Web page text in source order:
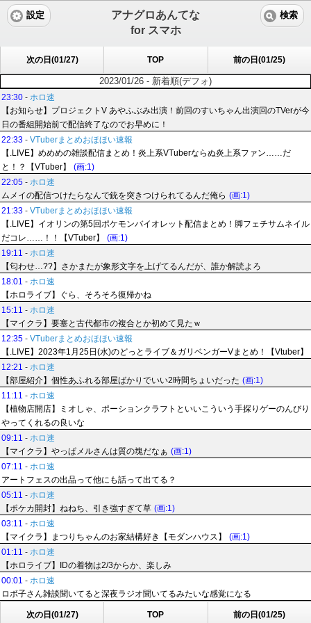
アナグロあんてな
for スマホ
設定 検索
次の日(01/27) TOP 前の日(01/25)
2023/01/26 - 新着順(デフォ)
23:30 - ホロ速
【お知らせ】プロジェクトV あやふぶみ出演！前回のすいちゃん出演回のTVerが今
日の番組開始前で配信終了なのでお早めに！
22:33 - VTuberまとめおほほい速報
【.LIVE】めめめの雑談配信まとめ！炎上系VTuberならぬ炎上系ファン……だ
と！？【VTuber】
(画:1)
22:05 - ホロ速
ムメイの配信つけたらなんで銃を突きつけられてるんだ俺ら (画:1)
21:33 - VTuberまとめおほほい速報
【.LIVE】イオリンの第5回ポケモンバイオレット配信まとめ！脚フェチサムネイル
だコレ……！！【VTuber】
(画:1)
19:11 - ホロ速
【匂わせ…??】さかまたが象形文字を上げてるんだが、誰か解読よろ
18:01 - ホロ速
【ホロライブ】ぐら、そろそろ復帰かね
15:11 - ホロ速
【マイクラ】要塞と古代都市の複合とか初めて見たｗ
12:35 - VTuberまとめおほほい速報
【.LIVE】2023年1月25日(水)のどっとライブ＆ガリベンガーVまとめ！【Vtuber】
12:21 - ホロ速
【部屋紹介】個性あふれる部屋ばかりでいい2時間ちょいだった (画:1)
11:11 - ホロ速
【植物店開店】ミオしゃ、ポーションクラフトといいこういう手探りゲーのんびり
やってくれるの良いな
09:11 - ホロ速
【マイクラ】やっぱメルさんは質の塊だなぁ (画:1)
07:11 - ホロ速
アートフェスの出品って他にも話って出てる？
05:11 - ホロ速
【ポケカ開封】ねねち、引き強すぎて草 (画:1)
03:11 - ホロ速
【マイクラ】まつりちゃんのお家結構好き【モダンハウス】
(画:1)
01:11 - ホロ速
【ホロライブ】IDの着物は2/3からか、楽しみ
00:01 - ホロ速
ロボ子さん雑談聞いてると深夜ラジオ聞いてるみたいな感覚になる
次の日(01/27) TOP 前の日(01/25)